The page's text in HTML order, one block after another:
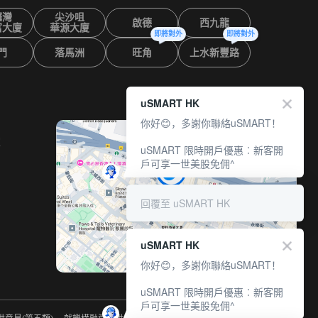
灣
大廈
尖沙咀
華源大廈
啟德 西九龍
落馬洲 旺角
即將對外
上水新豐路
即將對外
uSMART HK
你好😊，多謝你聯絡uSMART！
uSMART 限時開戶優惠︰新客開
戶可享一世美股免佣^
回覆至 uSMART HK
uSMART HK
你好😊，多謝你聯絡uSMART！
uSMART 限時開戶優惠︰新客開
戶可享一世美股免佣^